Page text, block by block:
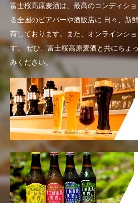
富士桜高原麦酒は、最高のコンディシ
る全国のビアバーや酒販店に 日々、新
荷しております。また、オンラインシ
す。ぜひ、富士桜高原麦酒と共にちょ
みください。